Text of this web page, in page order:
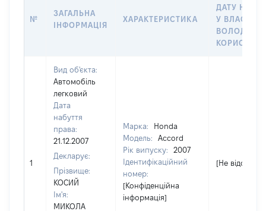
№
ЗАГАЛЬНА
ІНФОРМАЦІЯ
ХАРАКТЕРИСТИКА
ДАТУ
У
1
Вид об'єкта:
Автомобіль
легковий
Дата
набуття
права:
21.12.2007
Декларує:
Прізвище:
КОСИЙ
Ім'я:
МИКОЛА
Марка:
Honda
Модель:
Accord
Рік випуску:
2007
Ідентифікаційний
номер:
[Конфіденційна
інформація]
[Не відомо]